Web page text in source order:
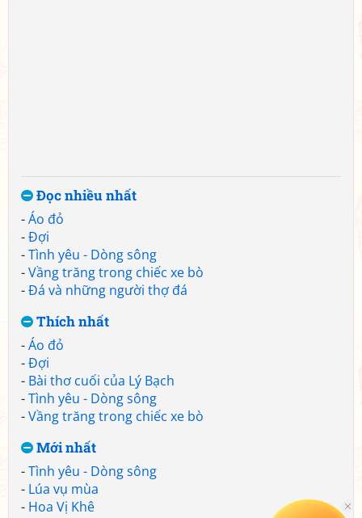
Đọc nhiều nhất
-Áo đỏ
-Đợi
-Tình yêu - Dòng sông
-Vầng trăng trong chiếc xe bò
-Đá và những người thợ đá
Thích nhất
-Áo đỏ
-Đợi
- Bài thơ cuối của Lý Bạch
-Tình yêu - Dòng sông
-Vầng trăng trong chiếc xe bò
Mới nhất
-Tình yêu - Dòng sông
- Lúa vụ mùa
- Hoa Vị Khê